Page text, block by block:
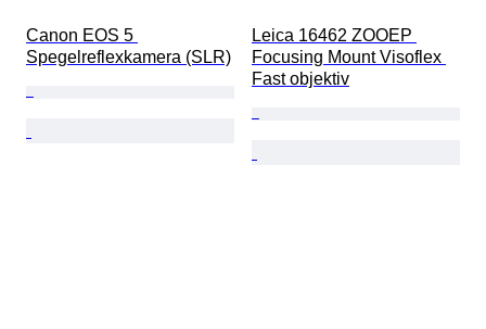
Canon EOS 5
Spegelreflexkamera (SLR)
Leica 16462 ZOOEP
Focusing Mount Visoflex
Fast objektiv